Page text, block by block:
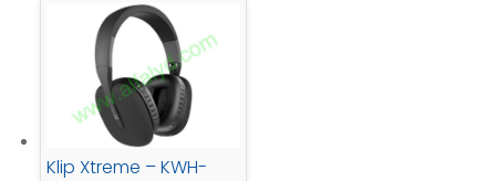
Klip Xtreme – KWH-